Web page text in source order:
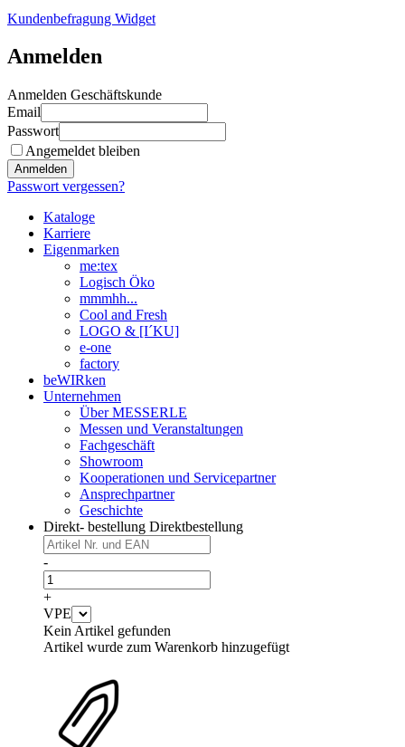
Kundenbefragung Widget
Anmelden
Anmelden Geschäftskunde
Email
Passwort
Angemeldet bleiben
Anmelden
Passwort vergessen?
Kataloge
Karriere
Eigenmarken
me:tex
Logisch Öko
mmmhh...
Cool and Fresh
LOGO & [I´KU]
e-one
factory
beWIRken
Unternehmen
Über MESSERLE
Messen und Veranstaltungen
Fachgeschäft
Showroom
Kooperationen und Servicepartner
Ansprechpartner
Geschichte
Direkt- bestellung Direktbestellung
-
+
VPE
Kein Artikel gefunden
Artikel wurde zum Warenkorb hinzugefügt